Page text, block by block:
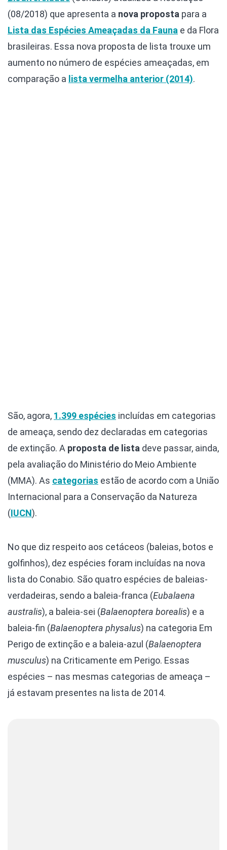
(08/2018) que apresenta a nova proposta para a
Lista das Espécies Ameaçadas da Fauna e da Flora
brasileiras. Essa nova proposta de lista trouxe um
aumento no número de espécies ameaçadas, em
comparação a lista vermelha anterior (2014).
São, agora, 1.399 espécies incluídas em categorias
de ameaça, sendo dez declaradas em categorias
de extinção. A proposta de lista deve passar, ainda,
pela avaliação do Ministério do Meio Ambiente
(MMA). As categorias estão de acordo com a União
Internacional para a Conservação da Natureza
(IUCN).
No que diz respeito aos cetáceos (baleias, botos e
golfinhos), dez espécies foram incluídas na nova
lista do Conabio. São quatro espécies de baleias-
verdadeiras, sendo a baleia-franca (Eubalaena
australis), a baleia-sei (Balaenoptera borealis) e a
baleia-fin (Balaenoptera physalus) na categoria Em
Perigo de extinção e a baleia-azul (Balaenoptera
musculus) na Criticamente em Perigo. Essas
espécies – nas mesmas categorias de ameaça –
já estavam presentes na lista de 2014.